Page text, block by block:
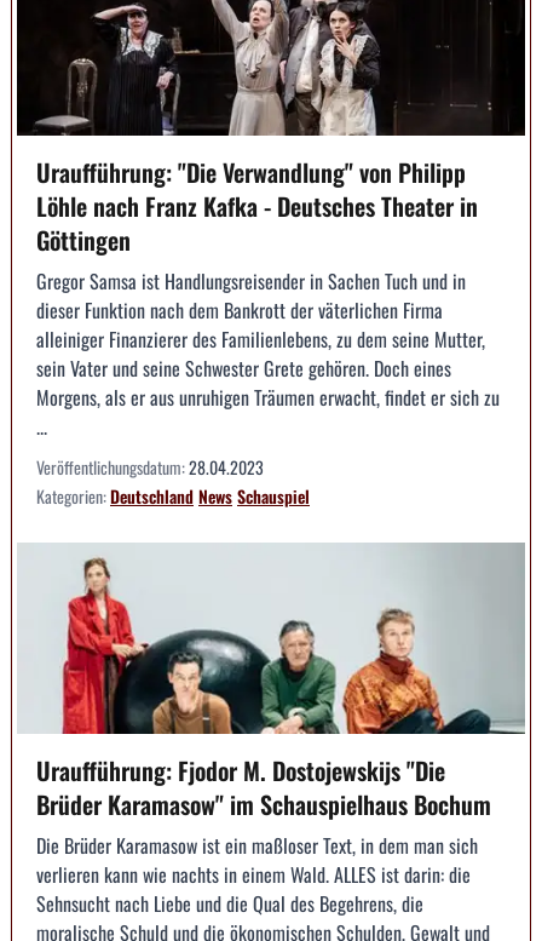
Uraufführung: "Die Verwandlung" von Philipp
Löhle nach Franz Kafka - Deutsches Theater in
Göttingen
Gregor Samsa ist Handlungsreisender in Sachen Tuch und in
dieser Funktion nach dem Bankrott der väterlichen Firma
alleiniger Finanzierer des Familienlebens, zu dem seine Mutter,
sein Vater und seine Schwester Grete gehören. Doch eines
Morgens, als er aus unruhigen Träumen erwacht, findet er sich zu
...
Veröffentlichungsdatum:28.04.2023
Kategorien:DeutschlandNewsSchauspiel
Uraufführung: Fjodor M. Dostojewskijs "Die
Brüder Karamasow" im Schauspielhaus Bochum
Die Brüder Karamasow ist ein maßloser Text, in dem man sich
verlieren kann wie nachts in einem Wald. ALLES ist darin: die
Sehnsucht nach Liebe und die Qual des Begehrens, die
moralische Schuld und die ökonomischen Schulden, Gewalt und